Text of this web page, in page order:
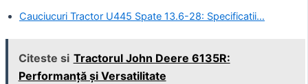
Cauciucuri Tractor U445 Spate 13.6-28: Specificatii…
Citeste si Tractorul John Deere 6135R:
Performanță și Versatilitate